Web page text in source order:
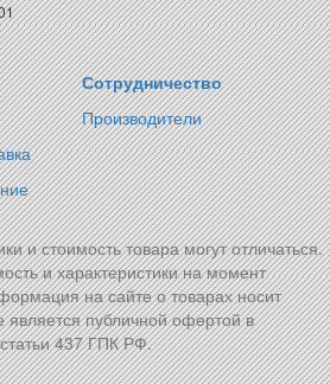
Сотрудничество
Производители
и стоимость товара могут отличаться.
и характеристики на момент
на сайте о товарах носит
является публичной офертой в
437 ГПК РФ.